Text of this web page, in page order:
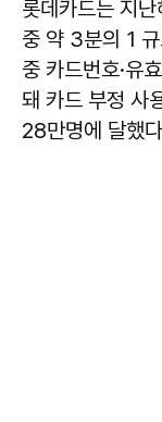
롯데카드는 지
중 약 3분의 1
중 카드번호·유
돼 카드 부정 사
28만명에 달했